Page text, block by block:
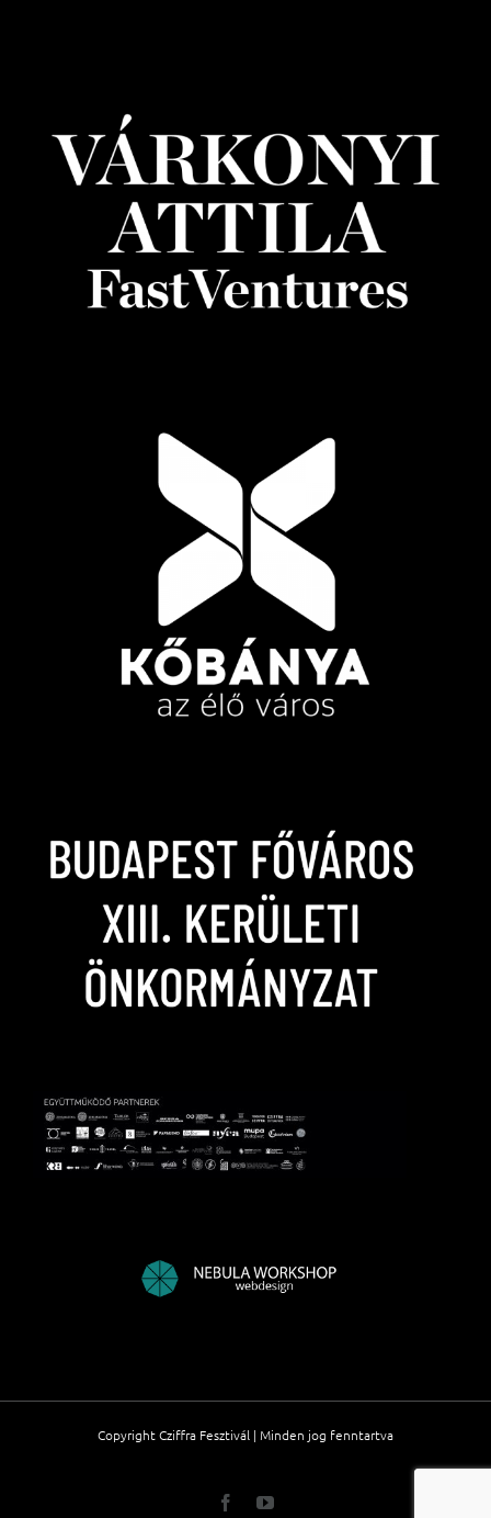
Copyright Cziffra Fesztivál | Minden jog fenntartva
FacebookYouTube